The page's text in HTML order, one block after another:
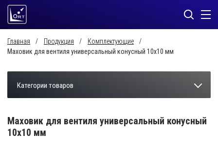
Главная Продукция
Комплектующие
Маховик для вентиля универсальный конусный 10х10 мм
Категории товаров
Маховик для вентиля универсальный конусный
10х10 мм